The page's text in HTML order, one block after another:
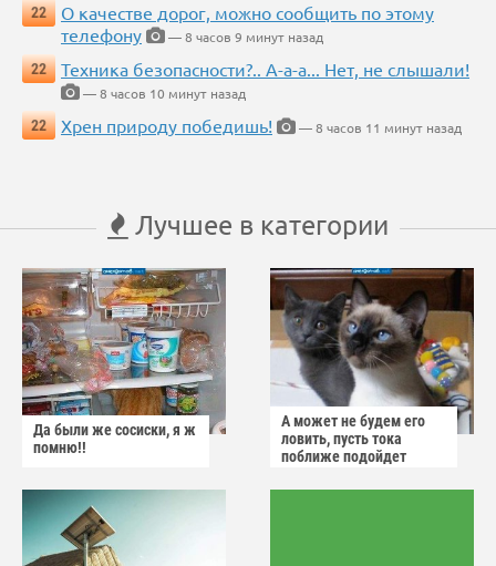
22
О качестве дорог, можно сообщить по этому
телефону
— 8 часов 9 минут назад
22
Техника безопасности?.. А-а-а... Нет, не слышали!
— 8 часов 10 минут назад
22
Хрен природу победишь! — 8 часов 11 минут назад
Лучшее в категории
Да были же сосиски, я ж
помню!!
А может не будем его
ловить, пусть тока
поближе подойдет